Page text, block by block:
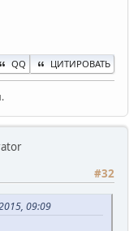
QQ ЦИТИРОВАТЬ
#32
09:09